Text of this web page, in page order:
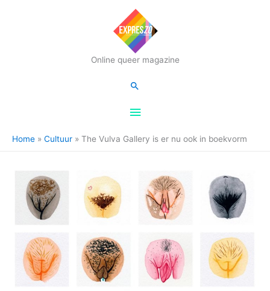
Online queer magazine
Hoofdmenu
Zoeken
Home Cultuur The Vulva Gallery is er nu ook in boekvorm